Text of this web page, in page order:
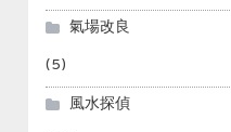
氣場改良
(5)
風水探偵